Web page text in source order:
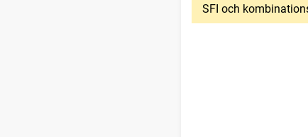
SFI och